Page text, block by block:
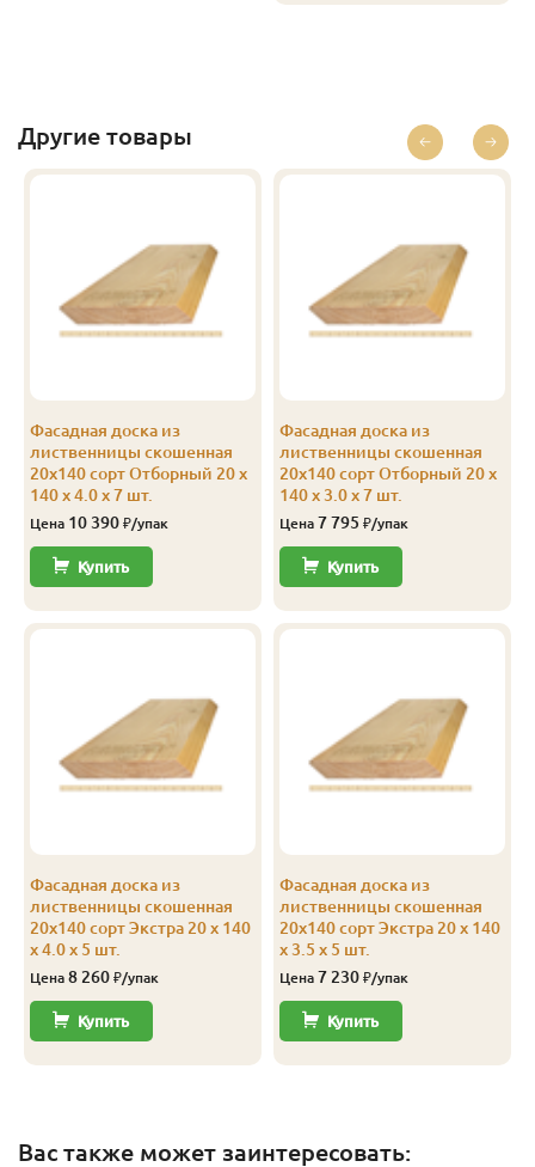
5 750
Другие товары
Фасадная доска из
лиственницы скошенная
20х140 сорт Отборный 20 x
140 x 4.0 x 7 шт.
Цена 10 390 ₽/упак
Купить
Фасадная доска из
лиственницы скошенная
20х140 сорт Экстра 20 x 140
x 4.0 x 5 шт.
Цена 8 260 ₽/упак
Купить
Фасадная доска из
лиственницы скошенная
20х140 сорт Отборный 20 x
140 x 3.0 x 7 шт.
Цена 7 795 ₽/упак
Купить
Фасадная доска из
лиственницы скошенная
20х140 сорт Экстра 20 x 140
x 3.5 x 5 шт.
Цена 7 230 ₽/упак
Купить
Вас также может заинтересовать: